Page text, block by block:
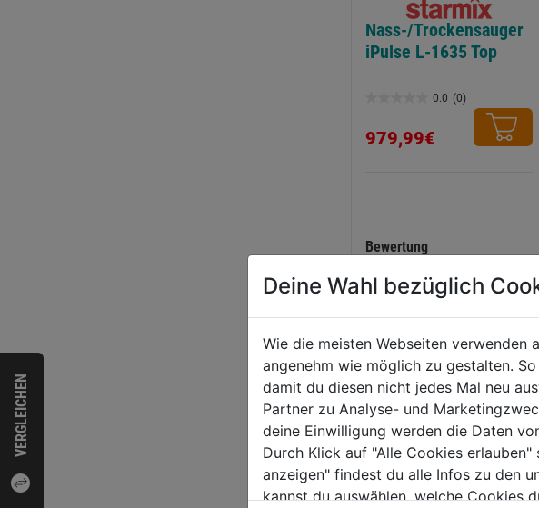
VERGLEICHEN
Nass-/Trockensauger
iPulse L-1635 Top
0.0 (0)
von
979,99€
Bewertung
Deine Wahl bezüglich
Wie die meisten Webseiten verwenden
angenehm wie möglich zu gestalten.
damit du diesen nicht jedes Mal neu
Partner zu Analyse- und
deine Einwilligung werden die Daten
Durch Klick auf "Alle Cookies
anzeigen" findest du alle Infos zu den
kannst du auswählen, welche Cookies